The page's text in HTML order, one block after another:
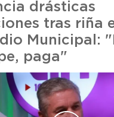
drásticas
tras riña
Municipal:
paga"